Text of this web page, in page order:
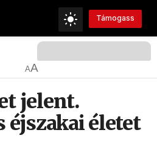
Támogass
AA
jelent.
éjszakai életet